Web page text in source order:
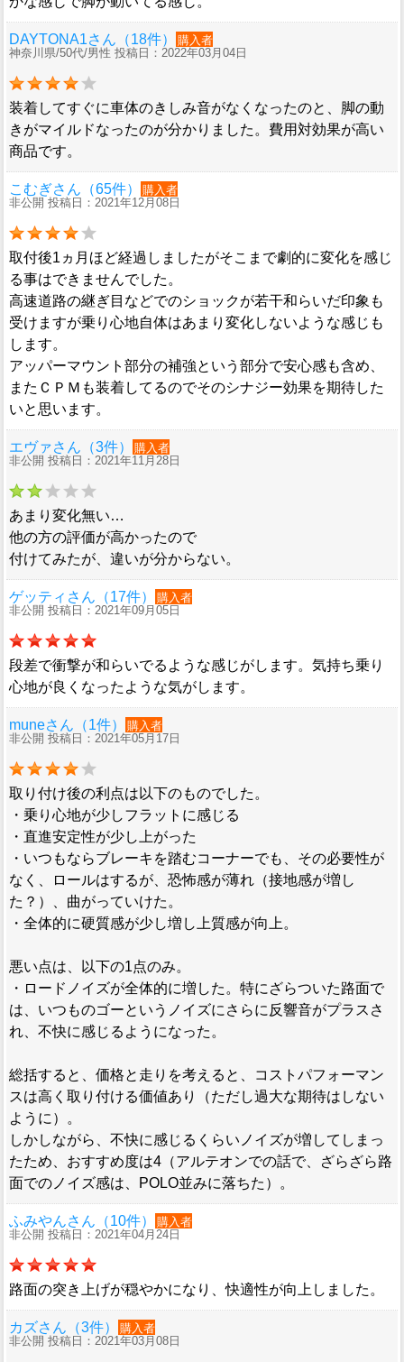
DAYTONA1さん（18件）
購入者
神奈川県/50代/男性 投稿日：2022年03月04日
装着してすぐに車体のきしみ音がなくなったのと、脚の動
きがマイルドなったのが分かりました。費用対効果が高い
商品です。
こむぎさん（65件）
購入者
非公開 投稿日：2021年12月08日
取付後1ヵ月ほど経過しましたがそこまで劇的に変化を感じ
る事はできませんでした。
高速道路の継ぎ目などでのショックが若干和らいだ印象も
受けますが乗り心地自体はあまり変化しないような感じも
します。
アッパーマウント部分の補強という部分で安心感も含め、
またＣＰＭも装着してるのでそのシナジー効果を期待した
いと思います。
エヴァさん（3件）
購入者
非公開 投稿日：2021年11月28日
あまり変化無い…
他の方の評価が高かったので
付けてみたが、違いが分からない。
ゲッティさん（17件）
購入者
非公開 投稿日：2021年09月05日
段差で衝撃が和らいでるような感じがします。気持ち乗り
心地が良くなったような気がします。
muneさん（1件）
購入者
非公開 投稿日：2021年05月17日
取り付け後の利点は以下のものでした。
・乗り心地が少しフラットに感じる
・直進安定性が少し上がった
・いつもならブレーキを踏むコーナーでも、その必要性が
なく、ロールはするが、恐怖感が薄れ（接地感が増し
た？）、曲がっていけた。
・全体的に硬質感が少し増し上質感が向上。
悪い点は、以下の1点のみ。
・ロードノイズが全体的に増した。特にざらついた路面で
は、いつものゴーというノイズにさらに反響音がプラスさ
れ、不快に感じるようになった。
総括すると、価格と走りを考えると、コストパフォーマン
スは高く取り付ける価値あり（ただし過大な期待はしない
ように）。
しかしながら、不快に感じるくらいノイズが増してしまっ
たため、おすすめ度は4（アルテオンでの話で、ざらざら路
面でのノイズ感は、POLO並みに落ちた）。
ふみやんさん（10件）
購入者
非公開 投稿日：2021年04月24日
路面の突き上げが穏やかになり、快適性が向上しました。
カズさん（3件）
購入者
非公開 投稿日：2021年03月08日